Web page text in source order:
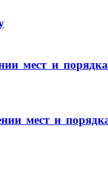
мест и
мест и